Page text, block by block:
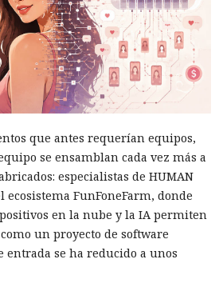
que antes requerían equipos,
se ensamblan cada vez más a
especialistas de HUMAN
ecosistema FunFoneFarm, donde
en la nube y la IA permiten
un proyecto de software
entrada se ha reducido a unos